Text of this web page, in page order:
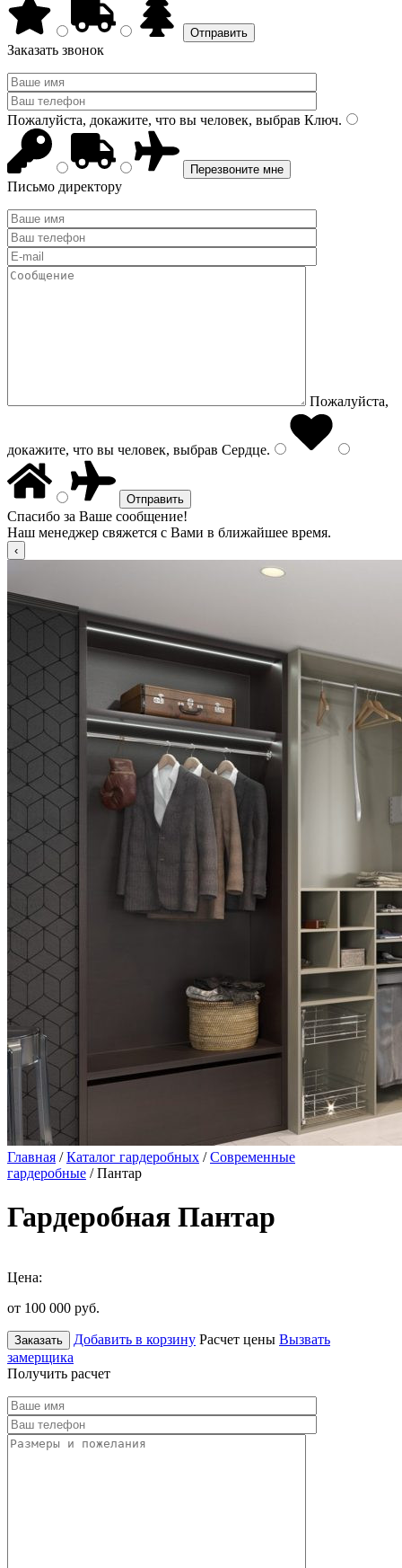
Заказать звонок
Пожалуйста, докажите, что вы человек, выбрав Ключ.
Письмо директору
Пожалуйста,
докажите, что вы человек, выбрав Сердце.
Спасибо за Ваше сообщение!
Наш менеджер свяжется с Вами в ближайшее время.
Главная /Каталог гардеробных /Современные
гардеробные / Пантар
Гардеробная Пантар
Цена:
от 100 000 руб.
Заказать Добавить в корзину Расчет цены Вызвать
замерщика
Получить расчет